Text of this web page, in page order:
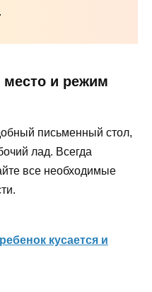
и режим
письменный стол,
лад. Всегда
все необходимые
кусается и